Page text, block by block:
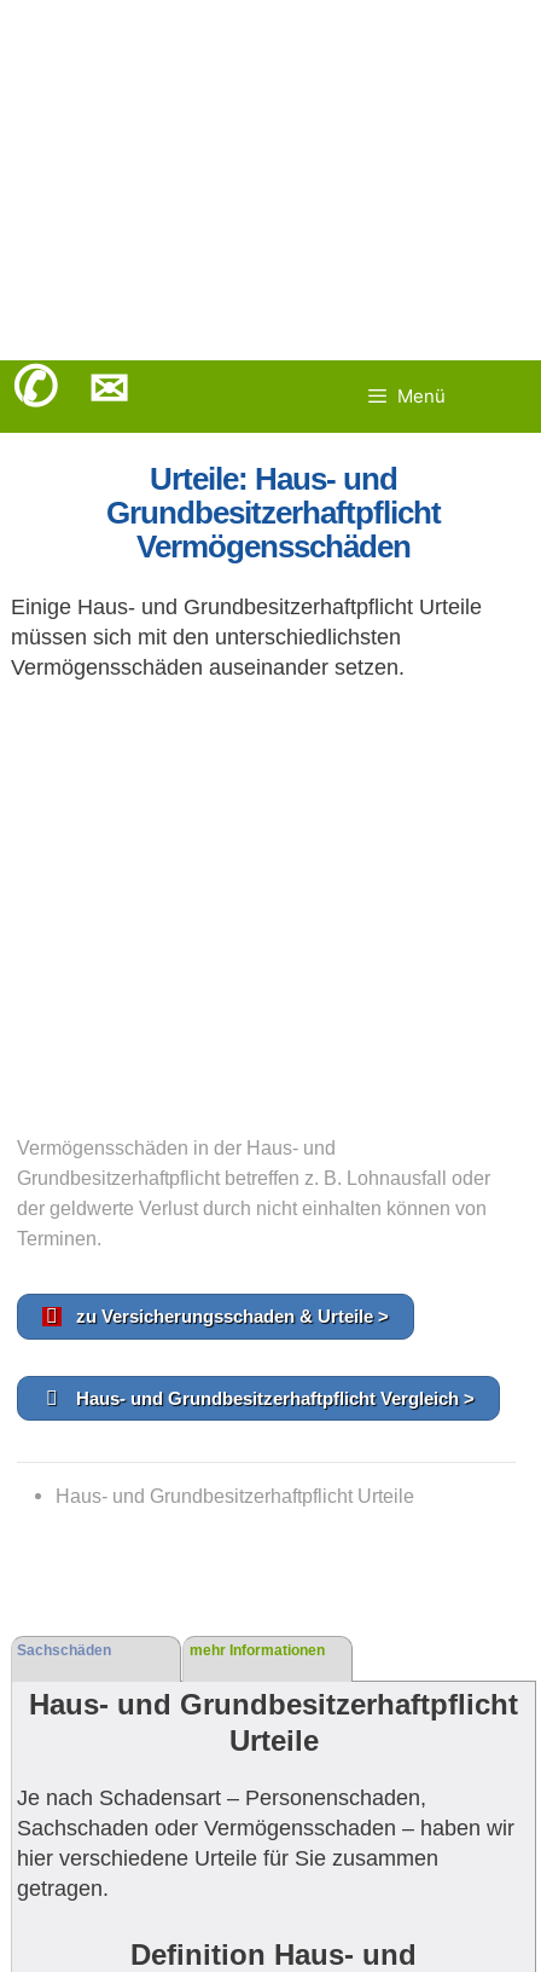
✆ ✉
Jetzt anrufen
» 05721 - 82283 «
Menü
Urteile: Haus- und
Grundbesitzerhaftpflicht
Vermögensschäden
Einige Haus- und Grundbesitzerhaftpflicht Urteile
müssen sich mit den unterschiedlichsten
Vermögensschäden auseinander setzen.
Vermögensschäden in der Haus- und
Grundbesitzerhaftpflicht betreffen z. B. Lohnausfall oder
der geldwerte Verlust durch nicht einhalten können von
Terminen.
zu Versicherungsschaden & Urteile >
Haus- und Grundbesitzerhaftpflicht Vergleich >
Haus- und Grundbesitzerhaftpflicht Urteile
Sachschäden mehr Informationen
Haus- und Grundbesitzerhaftpflicht
Urteile
Je nach Schadensart – Personenschaden,
Sachschaden oder Vermögensschaden – haben wir
hier verschiedene Urteile für Sie zusammen
getragen.
Definition Haus- und